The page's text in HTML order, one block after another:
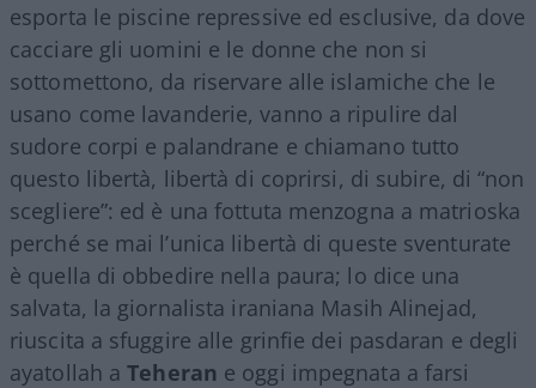
esporta le piscine repressive ed esclusive, da dove
cacciare gli uomini e le donne che non si
sottomettono, da riservare alle islamiche che le
usano come lavanderie, vanno a ripulire dal
sudore corpi e palandrane e chiamano tutto
questo libertà, libertà di coprirsi, di subire, di “non
scegliere”: ed è una fottuta menzogna a matrioska
perché se mai l’unica libertà di queste sventurate
è quella di obbedire nella paura; lo dice una
salvata, la giornalista iraniana Masih Alinejad,
riuscita a sfuggire alle grinfie dei pasdaran e degli
ayatollah aTeheran e oggi impegnata a farsi